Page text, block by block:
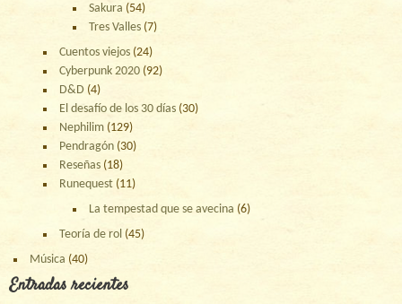
Sakura (54)
Tres Valles (7)
Cuentos viejos (24)
Cyberpunk 2020 (92)
D&D (4)
El desafío de los 30 días (30)
Nephilim (129)
Pendragón (30)
Reseñas (18)
Runequest (11)
La tempestad que se avecina (6)
Teoría de rol (45)
Música (40)
Entradas recientes